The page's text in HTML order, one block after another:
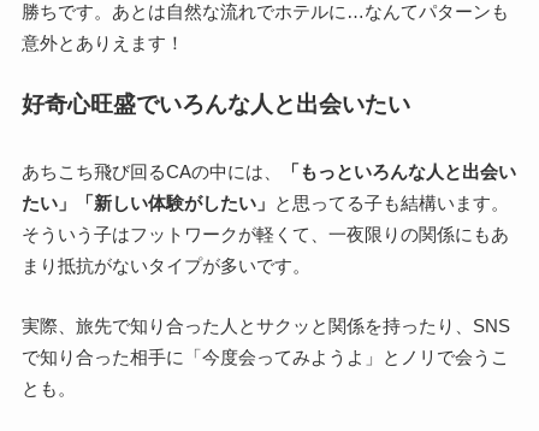
勝ちです。あとは自然な流れでホテルに…なんてパターンも
意外とありえます！
好奇心旺盛でいろんな人と出会いたい
あちこち飛び回るCAの中には、
「もっといろんな人と出会い
たい」「新しい体験がしたい」 と思ってる子も結構います。
そういう子はフットワークが軽くて、一夜限りの関係にもあ
まり抵抗がないタイプが多いです。
実際、旅先で知り合った人とサクッと関係を持ったり、SNS
で知り合った相手に「今度会ってみようよ」とノリで会うこ
とも。